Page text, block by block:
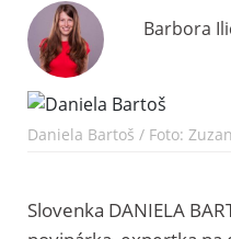
Barbora
Daniela Bartoš / Foto:
Slovenka DANIELA